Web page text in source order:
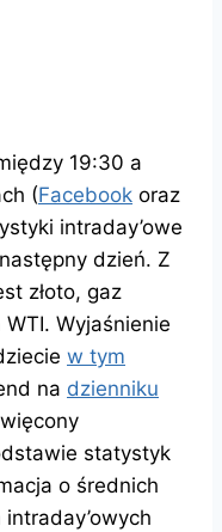
19:30 a
(Facebook oraz
intraday’owe
dzień. Z
złoto, gaz
Wyjaśnienie
w tym
na dzienniku
statystyk
o średnich